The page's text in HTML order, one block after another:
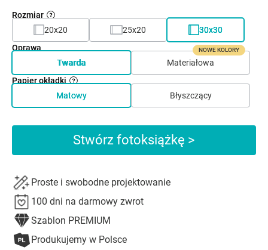
Rozmiar
20x20
25x20
30x30
Oprawa
Twarda
Materiałowa
NOWE KOLORY
Papier okładki
Matowy
Błyszczący
Stwórz fotoksiążkę >
Proste i swobodne projektowanie
100 dni na darmowy zwrot
Szablon PREMIUM
Produkujemy w Polsce